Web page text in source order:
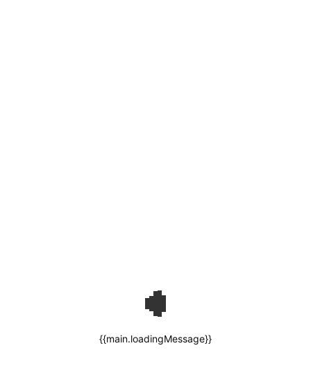
{{main.loadingMessage}}